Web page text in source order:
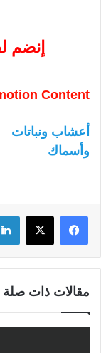
إنضم
Content
أعشاب ونباتات
وأسماك
مقالات ذات صلة